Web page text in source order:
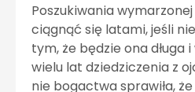
Poszukiwania
ciągnąć się latami, jeśli
tym, że będzie ona długa
wielu lat dziedziczenia z
nie bogactwa sprawiła,